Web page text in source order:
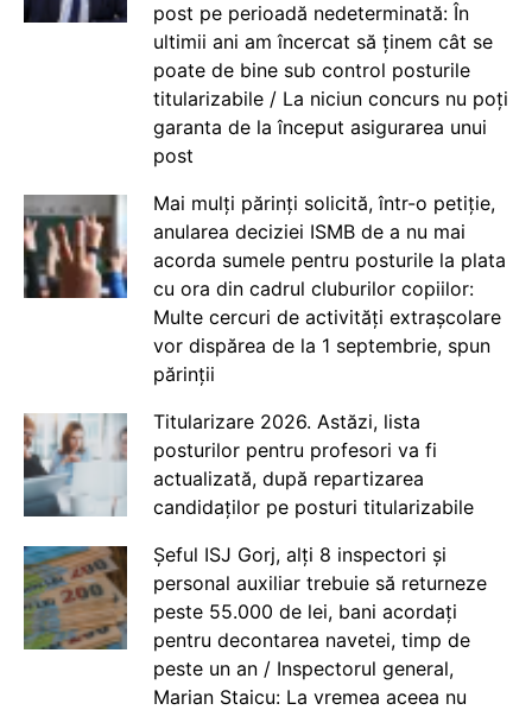
post pe perioadă nedeterminată: În
ultimii ani am încercat să ținem cât se
poate de bine sub control posturile
titularizabile / La niciun concurs nu poți
garanta de la început asigurarea unui
post
Mai mulți părinți solicită, într-o petiție,
anularea deciziei ISMB de a nu mai
acorda sumele pentru posturile la plata
cu ora din cadrul cluburilor copiilor:
Multe cercuri de activități extrașcolare
vor dispărea de la 1 septembrie, spun
părinții
Titularizare 2026. Astăzi, lista
posturilor pentru profesori va fi
actualizată, după repartizarea
candidaților pe posturi titularizabile
Șeful ISJ Gorj, alți 8 inspectori și
personal auxiliar trebuie să returneze
peste 55.000 de lei, bani acordați
pentru decontarea navetei, timp de
peste un an / Inspectorul general,
Marian Staicu: La vremea aceea nu